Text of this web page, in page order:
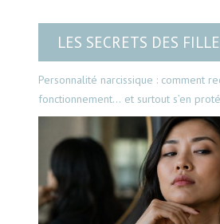
LES SECRETS DES
Personnalité narcissique : comment
fonctionnement… et surtout s’en